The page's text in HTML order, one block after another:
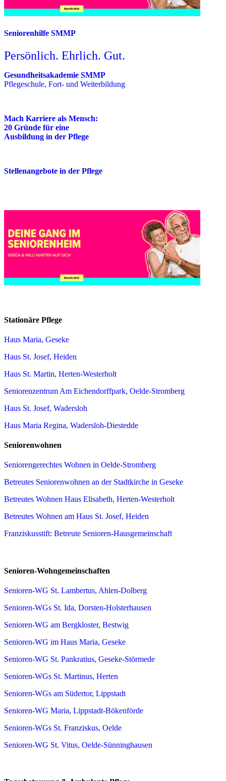
Seniorenhilfe SMMP
Persönlich. Ehrlich. Gut.
Gesundheitsakademie SMMP
Pflegeschule, Fort- und Weiterbildung
Mach Karriere als Mensch:
20 Gründe für eine
Ausbildung in der Pflege
Stellenangebote in der Pflege
Stationäre Pflege
Haus Maria, Geseke
Haus St. Josef, Heiden
Haus St. Martin, Herten-Westerholt
Seniorenzentrum Am Eichendorffpark, Oelde-Stromberg
Haus St. Josef, Wadersloh
Haus Maria Regina, Wadersloh-Diestedde
Seniorenwohnen
Seniorengerechtes Wohnen in Oelde-Stromberg
Betreutes Seniorenwohnen an der Stadtkirche in Geseke
Betreutes Wohnen Haus Elisabeth, Herten-Westerholt
Betreutes Wohnen am Haus St. Josef, Heiden
Franziskusstift: Betreute Senioren-Hausgemeinschaft
Senioren-Wohngemeinschaften
Senioren-WG St. Lambertus, Ahlen-Dolberg
Senioren-WGs St. Ida, Dorsten-Holsterhausen
Senioren-WG am Bergkloster, Bestwig
Senioren-WG im Haus Maria, Geseke
Senioren-WG St. Pankratius, Geseke-Störmede
Senioren-WGs St. Martinus, Herten
Senioren-WGs am Südertor, Lippstadt
Senioren-WG Maria, Lippstadt-Bökenförde
Senioren-WGs St. Franziskus, Oelde
Senioren-WG St. Vitus, Oelde-Sünninghausen